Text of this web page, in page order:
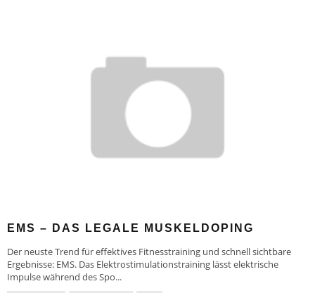
EMS – DAS LEGALE MUSKELDOPING
Der neuste Trend für effektives Fitnesstraining und schnell sichtbare
Ergebnisse: EMS. Das Elektrostimulationstraining lässt elektrische
Impulse während des Spo...